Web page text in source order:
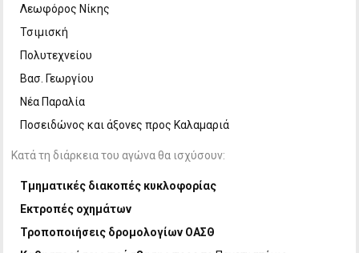
Λεωφόρος Νίκης
Τσιμισκή
Πολυτεχνείου
Βασ. Γεωργίου
Νέα Παραλία
Ποσειδώνος και άξονες προς Καλαμαριά
Κατά τη διάρκεια του αγώνα θα ισχύσουν:
Τμηματικές διακοπές κυκλοφορίας
Εκτροπές οχημάτων
Τροποποιήσεις δρομολογίων ΟΑΣΘ